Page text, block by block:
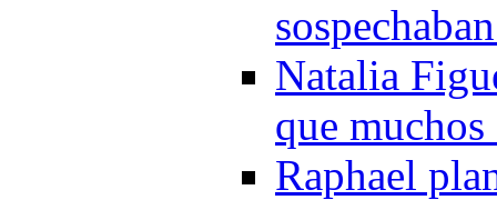
Natalia
que
Raphael